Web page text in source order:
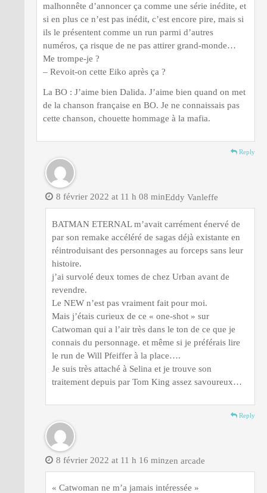
malhonnête d’annoncer ça comme une série inédite, et
si en plus ce n’est pas inédit, c’est encore pire, mais si
ils le présentent comme un run parmi d’autres
numéros, ça risque de ne pas attirer grand-monde…
Me trompe-je ?
– Revoit-on cette Eiko après ça ?
La BO : J’aime bien Dalida. J’aime bien quand on met
de la chanson française en BO. Je ne connaissais pas
cette chanson, chouette hommage à la mafia.
Reply
Eddy Vanleffe
8 février 2022 at 11 h 08 min
BATMAN ETERNAL m’avait carrément énervé de
par son remake accéléré de sagas déjà existante en
réintroduisant des personnages au forceps sans leur
histoire.
j’ai survolé deux tomes de chez Urban avant de
revendre.
Le NEW n’est pas vraiment fait pour moi.
Mais j’étais curieux de ce « one-shot » sur
Catwoman qui a l’air très dans le ton de ce que je
connais du personnage. et même si je préférais lire
le run de Will Pfeiffer à la place….
Je suis très attaché à Selina et je trouve son
traitement depuis par Tom King assez savoureux…
Reply
zen arcade
8 février 2022 at 11 h 16 min
« Catwoman ne m’a jamais intéressée »